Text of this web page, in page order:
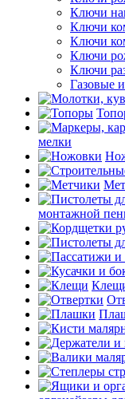
Ключи
Ключи
Ключи
Ключи
Ключи
Газовые
мелки
монтажной